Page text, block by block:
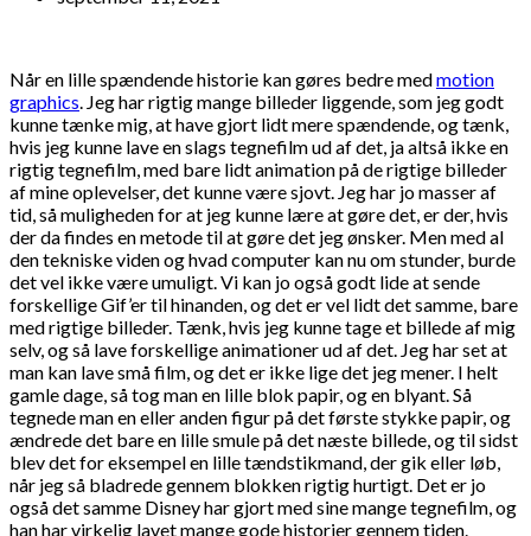
Når en lille spændende historie kan gøres bedre medmotion
graphics . Jeg har rigtig mange billeder liggende, som jeg godt
kunne tænke mig, at have gjort lidt mere spændende, og tænk,
hvis jeg kunne lave en slags tegnefilm ud af det, ja altså ikke en
rigtig tegnefilm, med bare lidt animation på de rigtige billeder
af mine oplevelser, det kunne være sjovt. Jeg har jo masser af
tid, så muligheden for at jeg kunne lære at gøre det, er der, hvis
der da findes en metode til at gøre det jeg ønsker. Men med al
den tekniske viden og hvad computer kan nu om stunder, burde
det vel ikke være umuligt. Vi kan jo også godt lide at sende
forskellige Gif’er til hinanden, og det er vel lidt det samme, bare
med rigtige billeder. Tænk, hvis jeg kunne tage et billede af mig
selv, og så lave forskellige animationer ud af det. Jeg har set at
man kan lave små film, og det er ikke lige det jeg mener. I helt
gamle dage, så tog man en lille blok papir, og en blyant. Så
tegnede man en eller anden figur på det første stykke papir, og
ændrede det bare en lille smule på det næste billede, og til sidst
blev det for eksempel en lille tændstikmand, der gik eller løb,
når jeg så bladrede gennem blokken rigtig hurtigt. Det er jo
også det samme Disney har gjort med sine mange tegnefilm, og
han har virkelig lavet mange gode historier gennem tiden.